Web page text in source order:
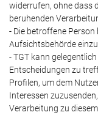
widerrufen, ohne dass
beruhenden
- Die betroffene Person
Aufsichtsbehörde
- TGT kann
Entscheidungen zu
Profilen, um dem
Interessen
Verarbeitung zu